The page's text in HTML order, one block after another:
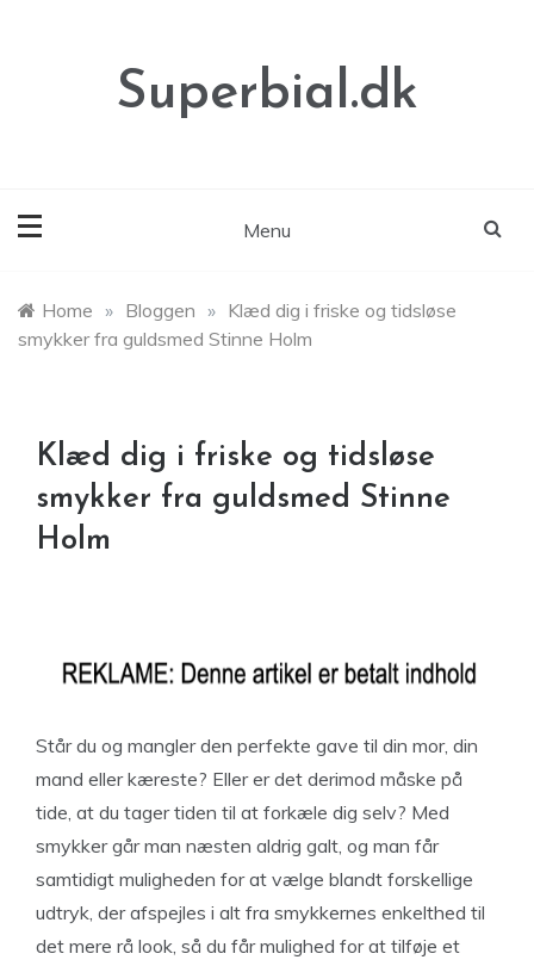
Superbial.dk
Menu
Home » Bloggen » Klæd dig i friske og tidsløse
smykker fra guldsmed Stinne Holm
Klæd dig i friske og tidsløse
smykker fra guldsmed Stinne
Holm
Står du og mangler den perfekte gave til din mor, din
mand eller kæreste? Eller er det derimod måske på
tide, at du tager tiden til at forkæle dig selv? Med
smykker går man næsten aldrig galt, og man får
samtidigt muligheden for at vælge blandt forskellige
udtryk, der afspejles i alt fra smykkernes enkelthed til
det mere rå look, så du får mulighed for at tilføje et